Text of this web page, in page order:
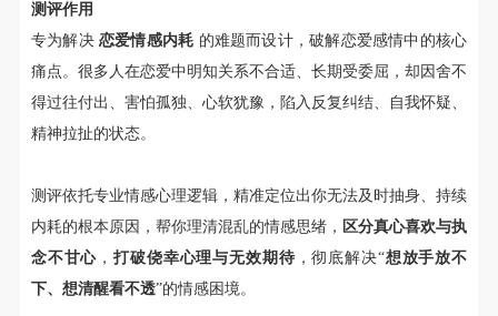
测评作用
专为解决恋爱情感内耗 的难题而设计，破解恋爱感情中的核心
痛点。很多人在恋爱中明知关系不合适、长期受委屈，却因舍不
得过往付出、害怕孤独、心软犹豫，陷入反复纠结、自我怀疑、
精神拉扯的状态。
测评依托专业情感心理逻辑，精准定位出你无法及时抽身、持续
内耗的根本原因，帮你理清混乱的情感思绪， 区分真心喜欢与执
念不甘心 ，打破侥幸心理与无效期待，彻底解决“想放手放不
下、想清醒看不透”的情感困境。